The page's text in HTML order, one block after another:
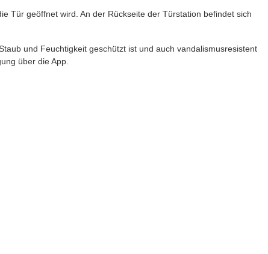
Tür geöffnet wird. An der Rückseite der Türstation befindet sich
und Feuchtigkeit geschützt ist und auch vandalismusresistent
über die App.